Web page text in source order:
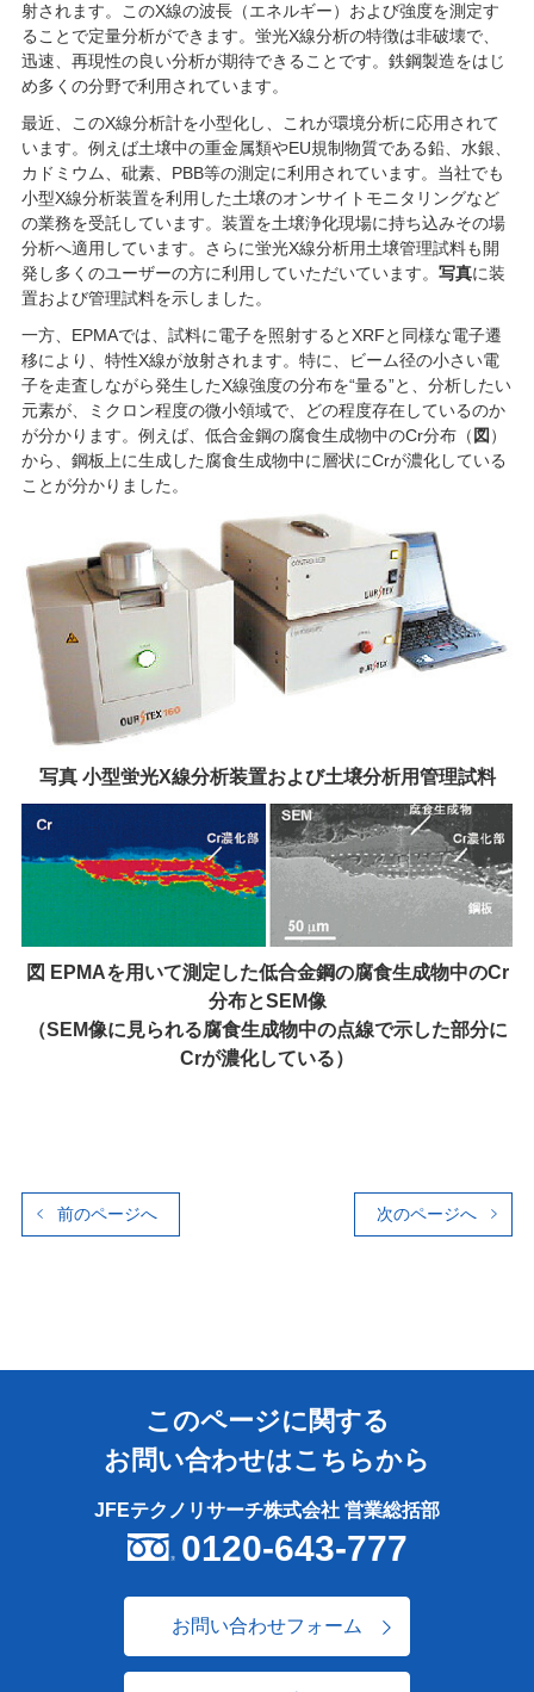
射されます。このX線の波長（エネルギー）および強度を測定す
ることで定量分析ができます。蛍光X線分析の特徴は非破壊で、
迅速、再現性の良い分析が期待できることです。鉄鋼製造をはじ
め多くの分野で利用されています。
最近、このX線分析計を小型化し、これが環境分析に応用されて
います。例えば土壌中の重金属類やEU規制物質である鉛、水銀、
カドミウム、砒素、PBB等の測定に利用されています。当社でも
小型X線分析装置を利用した土壌のオンサイトモニタリングなど
の業務を受託しています。装置を土壌浄化現場に持ち込みその場
分析へ適用しています。さらに蛍光X線分析用土壌管理試料も開
発し多くのユーザーの方に利用していただいています。 写真に装
置および管理試料を示しました。
一方、EPMAでは、試料に電子を照射するとXRFと同様な電子遷
移により、特性X線が放射されます。特に、ビーム径の小さい電
子を走査しながら発生したX線強度の分布を“量る”と、分析したい
元素が、ミクロン程度の微小領域で、どの程度存在しているのか
が分かります。例えば、低合金鋼の腐食生成物中のCr分布（ 図 ）
から、鋼板上に生成した腐食生成物中に層状にCrが濃化している
ことが分かりました。
写真 小型蛍光X線分析装置および土壌分析用管理試料
図 EPMAを用いて測定した低合金鋼の腐食生成物中のCr
分布とSEM像
（SEM像に見られる腐食生成物中の点線で示した部分に
Crが濃化している）
前のページへ 次のページへ
このページに関する
お問い合わせはこちらから
JFEテクノリサーチ株式会社 営業総括部
0120-643-777
お問い合わせフォーム